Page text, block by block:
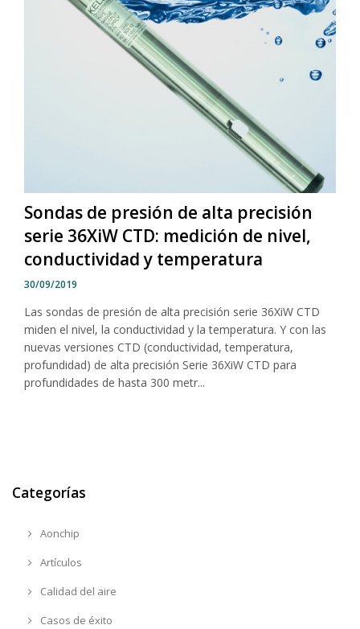
Sondas de presión de alta precisión
serie 36XiW CTD: medición de nivel,
conductividad y temperatura
30/09/2019
Las sondas de presión de alta precisión serie 36XiW CTD
miden el nivel, la conductividad y la temperatura. Y con las
nuevas versiones CTD (conductividad, temperatura,
profundidad) de alta precisión Serie 36XiW CTD para
profundidades de hasta 300 metr...
Categorías
Aonchip
Artículos
Calidad del aire
Casos de éxito